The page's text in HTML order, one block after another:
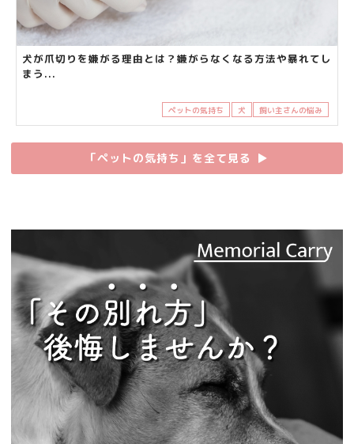
犬が爪切りを嫌がる理由とは？嫌がらなくなる方法や暴れてし
まう...
ペットの気持ち 犬 飼い主さんの悩み
「ペットの気持ち」を全て見る ▶︎